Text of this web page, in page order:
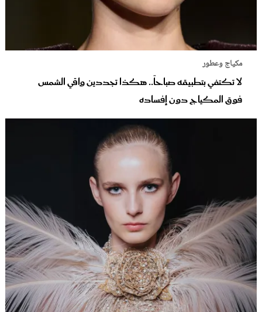
مكياج وعطور
لا تكتفي بتطبيقه صباحاً.. هكذا تجددين واقي الشمس
فوق المكياج دون إفساده